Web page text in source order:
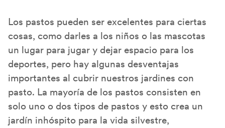
Los pastos pueden ser excelentes para ciertas
cosas, como darles a los niños o las mascotas
un lugar para jugar y dejar espacio para los
deportes, pero hay algunas desventajas
importantes al cubrir nuestros jardines con
pasto. La mayoría de los pastos consisten en
solo uno o dos tipos de pastos y esto crea un
jardín inhóspito para la vida silvestre,